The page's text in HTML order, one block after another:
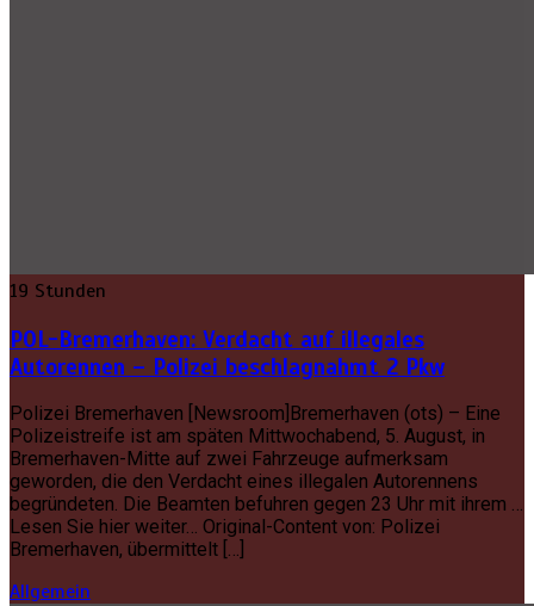
19 Stunden
POL-Bremerhaven: Verdacht auf illegales
Autorennen – Polizei beschlagnahmt 2 Pkw
Polizei Bremerhaven [Newsroom]Bremerhaven (ots) – Eine
Polizeistreife ist am späten Mittwochabend, 5. August, in
Bremerhaven-Mitte auf zwei Fahrzeuge aufmerksam
geworden, die den Verdacht eines illegalen Autorennens
begründeten. Die Beamten befuhren gegen 23 Uhr mit ihrem …
Lesen Sie hier weiter… Original-Content von: Polizei
Bremerhaven, übermittelt […]
Allgemein